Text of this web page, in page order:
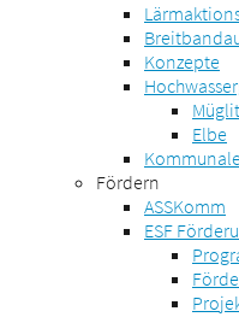
Konzepte
Elbe
Fördern
ASSKomm
ESF